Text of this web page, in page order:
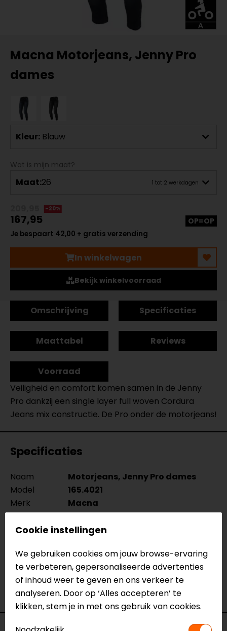
Macna Motorjeans, Jenny Pro
dames
Kleur: Blauw
Wat is mijn maat?
Maat:26 1 tot 2 werkdagen
-20%
167,95
Je bespaart 42,00 + gratis verzending
OP=OP
In winkelwagen
Bekijk winkelvoorraad
Omschrijving Specificaties
Maattabel Reviews
Voorraad
Veiligheid en comfort komen samen in de Jenny
Pro dankzij een single layer full woven Cordura
Jeans mix constructie. De Pro onder de motorjeans!
Specificaties
Naam
Motorjeans, Jenny Pro dames
Model
165.4021
Merk
Macna
Kleur
Blauw
Aanritsbaar
Korte rits
Rijstijl
Urban
Seizoen
Zomer
Ventilatie
Luchtdoorlatend textiel
Pasvorm
Skinny fit
Cookie instellingen
We gebruiken cookies om jouw browse-ervaring
te verbeteren, gepersonaliseerde advertenties
of inhoud weer te geven en ons verkeer te
analyseren. Door op ‘Alles accepteren’ te
klikken, stem je in met ons gebruik van cookies.